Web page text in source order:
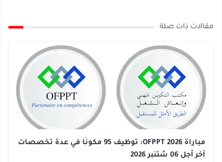
مقالات ذات صلة
مباراة OFPPT 2026: توظيف 95 مكونًا في عدة تخصصات
آخر أجل 06 شتنبر 2026